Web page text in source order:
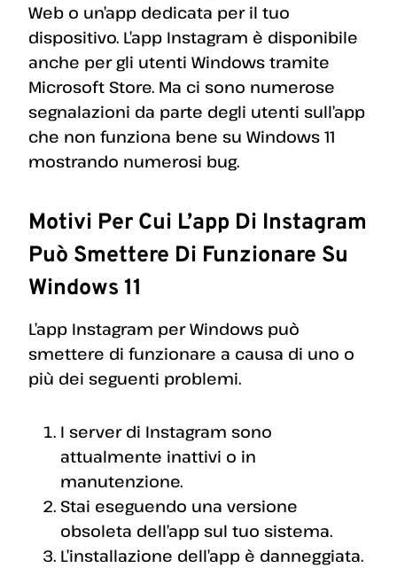
Web o un’app dedicata per il tuo
dispositivo. L’app Instagram è disponibile
anche per gli utenti Windows tramite
Microsoft Store. Ma ci sono numerose
segnalazioni da parte degli utenti sull’app
che non funziona bene su Windows 11
mostrando numerosi bug.
Motivi Per Cui L’app Di Instagram
Può Smettere Di Funzionare Su
Windows 11
L’app Instagram per Windows può
smettere di funzionare a causa di uno o
più dei seguenti problemi.
I server di Instagram sono
attualmente inattivi o in
manutenzione.
Stai eseguendo una versione
obsoleta dell’app sul tuo sistema.
L’installazione dell’app è danneggiata.